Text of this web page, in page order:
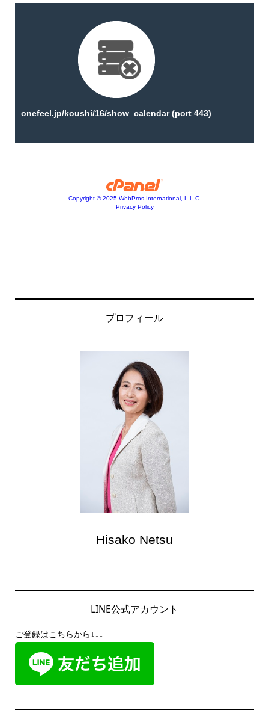
プロフィール
Hisako Netsu
LINE公式アカウント
ご登録はこちらから↓↓↓